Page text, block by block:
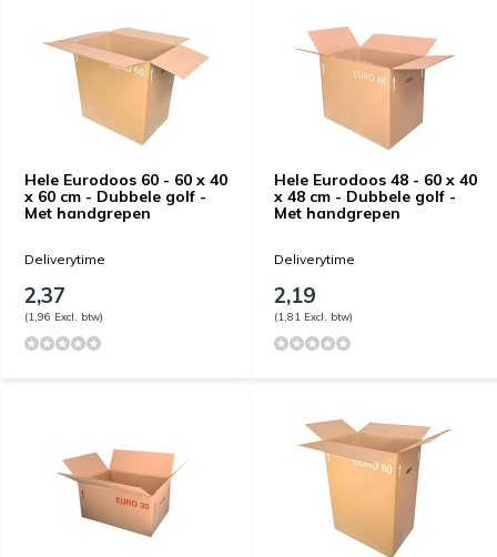
Hele Eurodoos 60 - 60 x 40
x 60 cm - Dubbele golf -
Met handgrepen
Deliverytime
2,37
(1,96 Excl. btw)
Hele Eurodoos 48 - 60 x 40
x 48 cm - Dubbele golf -
Met handgrepen
Deliverytime
2,19
(1,81 Excl. btw)